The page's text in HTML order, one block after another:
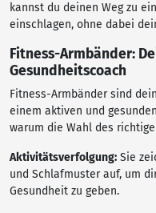
kannst du deinen Weg zu
einschlagen, ohne dabei
Fitness-Armbänder:
Gesundheitscoach
Fitness-Armbänder sind
einem aktiven und
warum die Wahl des
Aktivitätsverfolgung: Sie
und Schlafmuster auf, um
Gesundheit zu geben.